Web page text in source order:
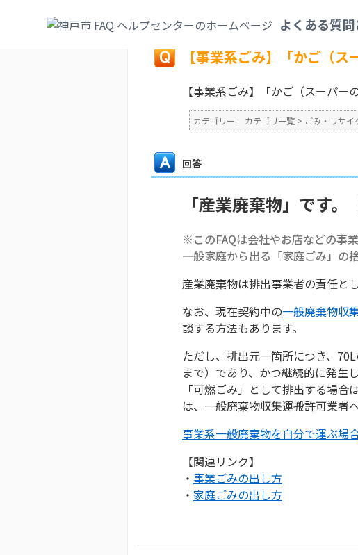
よくある質
戻る
【事業系ごみ】「かご（
【事業系ごみ】「かご（スーパ
カテゴリー : カテゴリ一覧 > ごみ・リサイ
回答
「産業廃棄物」です
※このFAQは会社やお店などの事
一般家庭から出る「家庭ごみ」の
産業廃棄物は排出事業者の責任と
なお、現在契約中の一般廃棄物収
談する方法もあります。
ただし、排出元一箇所につき、
まで）であり、かつ継続的に発生
「可燃ごみ」として排出する場
は、一般廃棄物収集運搬許可業者
事業系一般廃棄物を自分で運ぶ場
【関連リンク】
・ 事業ごみの出し方
・ 家庭ごみの出し方